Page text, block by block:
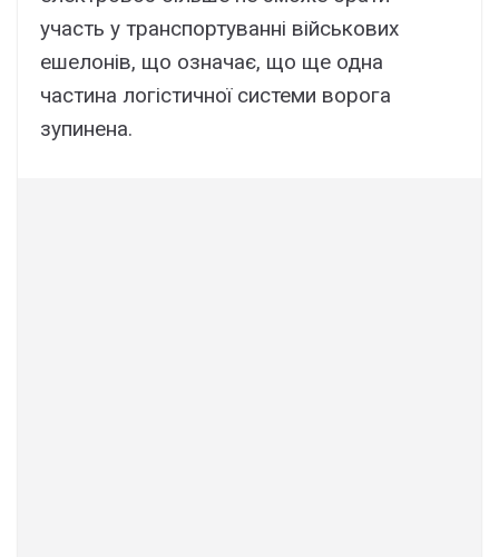
участь у транспортуванні військових
ешелонів, що означає, що ще одна
частина логістичної системи ворога
зупинена.